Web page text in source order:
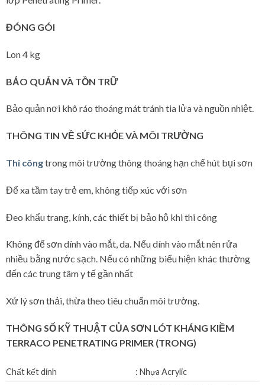
ĐÓNG GÓI
Lon 4 kg
BẢO QUẢN VÀ TỒN TRỮ
Bảo quản nơi khô ráo thoáng mát tránh tia lửa và nguồn nhiệt.
THÔNG TIN VỀ SỨC KHỎE VÀ MÔI TRƯỜNG
Thi côngtrong môi trường thông thoáng hạn chế hút bụi sơn
Để xa tầm tay trẻ em, không tiếp xúc với sơn
Đeo khẩu trang, kính, các thiết bị bảo hộ khi thi công
Không để sơn dính vào mắt, da. Nếu dính vào mắt nên rửa
nhiều bằng nước sạch. Nếu có những biểu hiện khác thường
đến các trung tâm y tế gần nhất
Xử lý sơn thải, thừa theo tiêu chuẩn môi trường.
THÔNG SỐ KỸ THUẬT CỦA SƠN LÓT KHÁNG KIỀM
TERRACO PENETRATING PRIMER (TRONG)
Chất kết dính : Nhựa Acrylic